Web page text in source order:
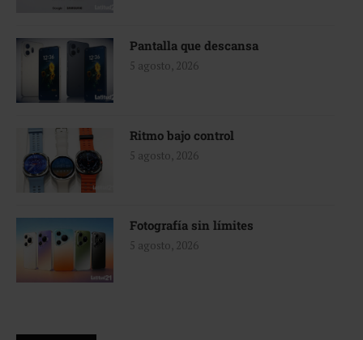
Pantalla que descansa
5 agosto, 2026
Ritmo bajo control
5 agosto, 2026
Fotografía sin límites
5 agosto, 2026